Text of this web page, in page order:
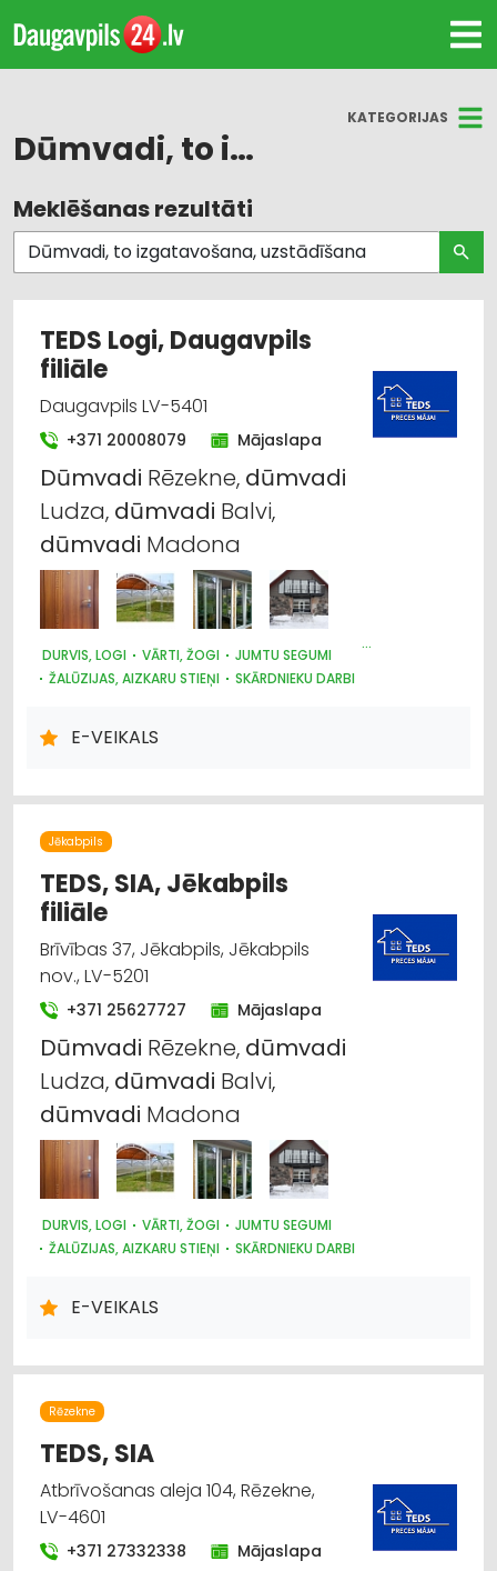
KATEGORIJAS
Dūmvadi, to izgatavošana, uzstādīšana
Visas nozares
Dūmvadi, to izgatavošana, uzstādīšana
Metālizstrādājumi
Skārdnieku darbi
Durvis, logi
Dārza tehnika un inventārs
Krāsnis un kamīni
Saimniecības preču tirdzniecība
Siltumapgāde un siltumtīkli
Vārti, žogi
Meklēšanas rezultāti
TEDS Logi, Daugavpils
filiāle
Daugavpils LV-5401
+371 20008079 Mājaslapa
Dūmvadi Rēzekne, dūmvadi
Ludza, dūmvadi Balvi,
dūmvadi Madona
DURVIS, LOGI VĀRTI, ŽOGI
JUMTU SEGUMI
ŽALŪZIJAS, AIZKARU STIEŅI
SKĀRDNIEKU DARBI
DŪMVADI, TO IZGATAVOŠANA, UZSTĀDĪŠANA
METĀLIZSTRĀDĀJUMI
AUTO RIEPU, AUTO DISKU TIRDZNIECĪBA
E-VEIKALS
Jēkabpils
TEDS, SIA, Jēkabpils
filiāle
Brīvības 37, Jēkabpils, Jēkabpils
nov., LV-5201
+371 25627727 Mājaslapa
Dūmvadi Rēzekne, dūmvadi
Ludza, dūmvadi Balvi,
dūmvadi Madona
DURVIS, LOGI VĀRTI, ŽOGI
JUMTU SEGUMI
ŽALŪZIJAS, AIZKARU STIEŅI
SKĀRDNIEKU DARBI
DŪMVADI, TO IZGATAVOŠANA, UZSTĀDĪŠANA
METĀLIZSTRĀDĀJUMI
AUTO RIEPU, AUTO DISKU TIRDZNIECĪBA
E-VEIKALS
Rēzekne
TEDS, SIA
Atbrīvošanas aleja 104, Rēzekne,
LV-4601
+371 27332338 Mājaslapa